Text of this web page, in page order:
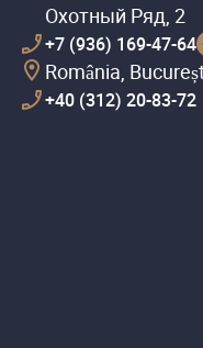
Охотный Ряд, 2
+7 (936) 169-47-64
România,
+40 (312) 20-83-72